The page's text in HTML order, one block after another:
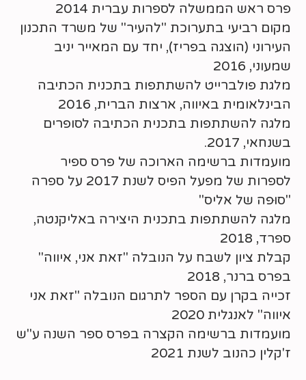
פרס ראש הממשלה לספרות עברית 2014
מקום רביעי בתערוכת "להעיר" של משרד התכנון
העירוני (הוצגה בפריז), יחד עם המאייר יניב
שמעוני, 2016
מלגת פולברייט להשתתפות בתכנית הכתיבה
הבינלאומית באיווה, ארצות הברית, 2016
מלגה להשתתפות בתכנית הכתיבה לסופרים
בשנחאי, 2017.
מועמדות ברשימה הארוכה של פרס ספיר
לספרות של מפעל הפיס לשנת 2017 על ספרה
"סוּפה של אליס"
מלגה להשתתפות בתכנית היצירה באליקנטה,
ספרד, 2018
קבלת ציון לשבח על הנובלה "זאת אני, איווה"
בפרס ברנר, 2018
זכייה בקרן עם הספר לתרגום הנובלה "זאת אני
איווה" לאנגלית 2020
מועמדות ברשימה הקצרה בפרס ספר השנה ע"ש
ז'קלין כהנוב לשנת 2021